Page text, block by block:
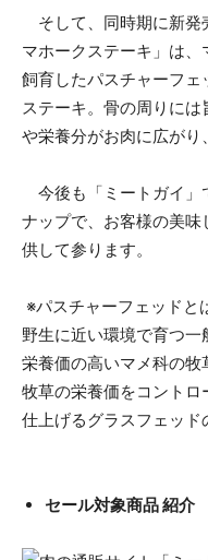
そして、同時期に新発
マホークステーキ」は
飼育したパスチャーフ
ステーキ。骨の周りに
や栄養分がお肉に広がり
今後も「ミートガイ」
ナップで、お客様の美
供して参ります。
※パスチャーフェッドと
野生に近い環境で育つ一
栄養価の高いマメ科の
牧草の栄養価をコント
仕上げるグラスフェッド
セール対象商品 紹介